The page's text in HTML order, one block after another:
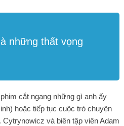
những thất vọng
cắt ngang những gì anh ấy
hoặc tiếp tục cuộc trò chuyện
và biên tập viên Adam